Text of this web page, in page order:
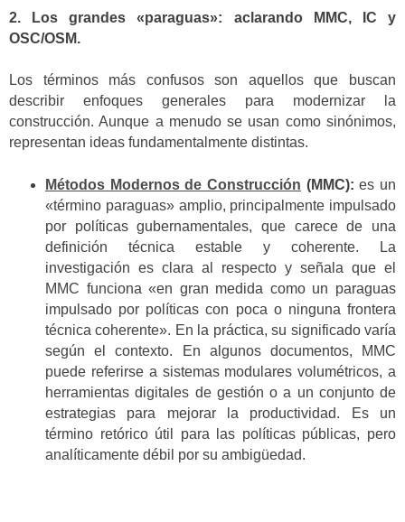
2. Los grandes «paraguas»: aclarando MMC, IC y
OSC/OSM.
Los términos más confusos son aquellos que buscan
describir enfoques generales para modernizar la
construcción. Aunque a menudo se usan como sinónimos,
representan ideas fundamentalmente distintas.
Métodos Modernos de Construcción (MMC): es un
«término paraguas» amplio, principalmente impulsado
por políticas gubernamentales, que carece de una
definición técnica estable y coherente. La
investigación es clara al respecto y señala que el
MMC funciona «en gran medida como un paraguas
impulsado por políticas con poca o ninguna frontera
técnica coherente». En la práctica, su significado varía
según el contexto. En algunos documentos, MMC
puede referirse a sistemas modulares volumétricos, a
herramientas digitales de gestión o a un conjunto de
estrategias para mejorar la productividad. Es un
término retórico útil para las políticas públicas, pero
analíticamente débil por su ambigüedad.